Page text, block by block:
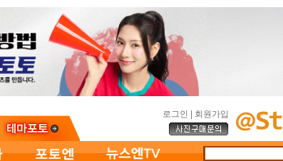
로그인 회원가입